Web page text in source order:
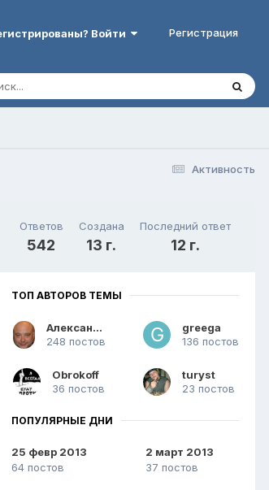
Войти Регистрация
Активность
Ответов
542
Создана
13 г.
Последний ответ
12 г.
ТОП АВТОРОВ ТЕМЫ
Александр 67
248 постов
greega
136 постов
Obrokoff
36 постов
turyst
23 постов
ПОПУЛЯРНЫЕ ДНИ
25 февр 2013
64 постов
2 март 2013
37 постов